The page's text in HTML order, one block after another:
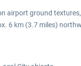
airport ground
6 km (3.7 miles)